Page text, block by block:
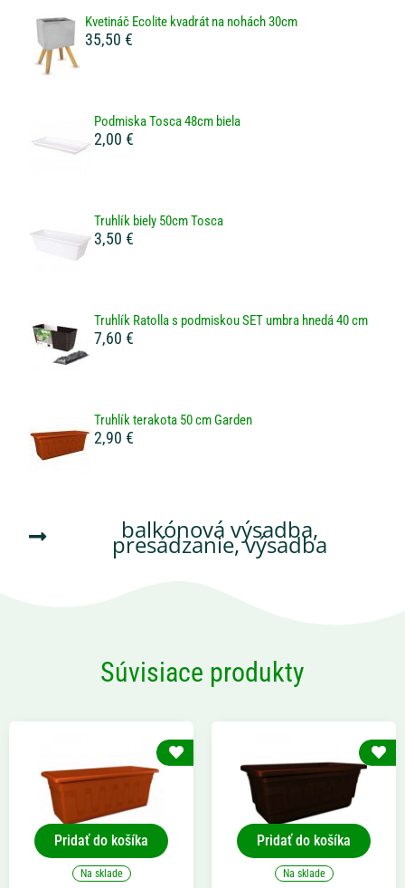
Kvetináč Ecolite kvadrát na nohách 30cm
35,50 €
Podmiska Tosca 48cm biela
2,00 €
Truhlík biely 50cm Tosca
3,50 €
Truhlík Ratolla s podmiskou SET umbra hnedá 40 cm
7,60 €
Truhlík terakota 50 cm Garden
2,90 €
balkónová výsadba,
presádzanie,výsadba
Súvisiace produkty
Pridať do košíka
Na sklade
Pridať do košíka
Na sklade